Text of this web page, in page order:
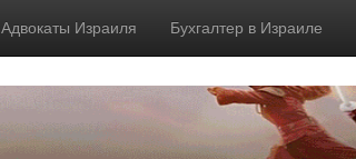
Адвокаты Израиля Бухгалтер в Израиле